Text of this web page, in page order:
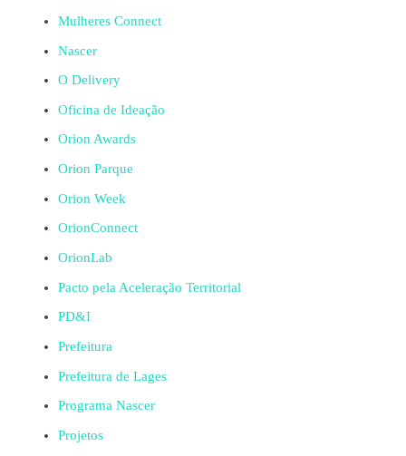
Mulheres Connect
Nascer
O Delivery
Oficina de Ideação
Orion Awards
Orion Parque
Orion Week
OrionConnect
OrionLab
Pacto pela Aceleração Territorial
PD&I
Prefeitura
Prefeitura de Lages
Programa Nascer
Projetos